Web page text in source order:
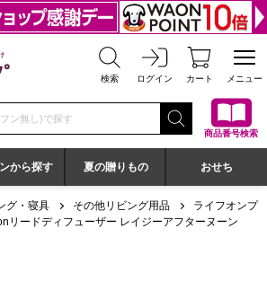
ネットでお届け イオンショップ
検索 ログイン カート メニュー
号を入力してください
商品番号検索
から探す 夏の贈りもの おせち
グ・寝具 その他リビング用品
ライフオンプ
リードディフューザー レイジーアフターヌーン